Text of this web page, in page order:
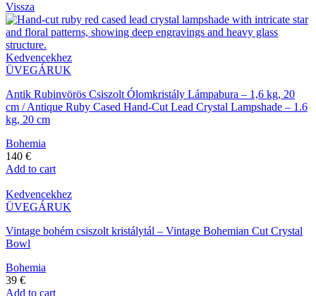
Vissza
Kedvencekhez
ÜVEGÁRUK
Antik Rubinvörös Csiszolt Ólomkristály Lámpabura – 1,6 kg, 20
cm / Antique Ruby Cased Hand-Cut Lead Crystal Lampshade – 1.6
kg, 20 cm
Bohemia
140 €
Add to cart
Kedvencekhez
ÜVEGÁRUK
Vintage bohém csiszolt kristálytál – Vintage Bohemian Cut Crystal
Bowl
Bohemia
39 €
Add to cart